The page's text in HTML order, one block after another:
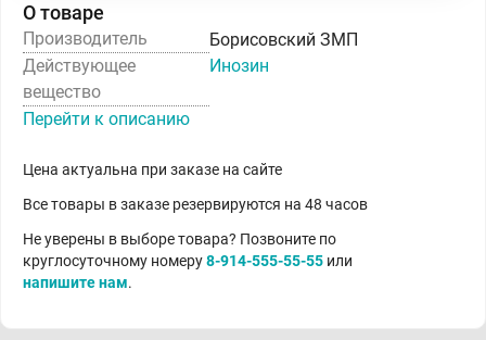
О товаре
Производитель
Борисовский ЗМП
Действующее
вещество
Инозин
Перейти к описанию
Цена актуальна при заказе на сайте
Все товары в заказе резервируются на 48 часов
Не уверены в выборе товара? Позвоните по
круглосуточному номеру8-914-555-55-55 или
напишите нам.